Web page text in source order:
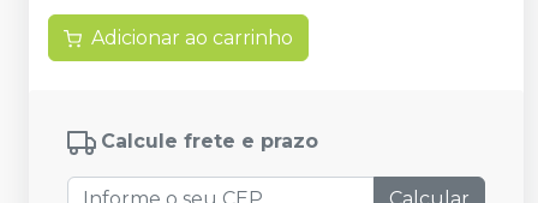
Adicionar ao carrinho
Calcule frete e prazo